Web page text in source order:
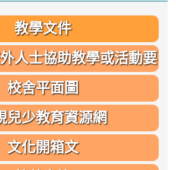
教學文件
人士協助教學或活動要
點
校舍平面圖
兒少教育資源網
文化開箱文